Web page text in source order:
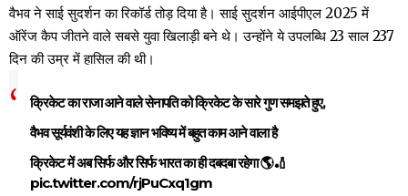
वैभव ने साई सुदर्शन का रिकॉर्ड तोड़ दिया है। साई सुदर्शन आईपीएल 2025 में
ऑरेंज कैप जीतने वाले सबसे युवा खिलाड़ी बने थे। उन्होंने ये उपलब्धि 23 साल 237
दिन की उम्र में हासिल की थी।
क्रिकेट का राजा आने वाले सेनापति को क्रिकेट के सारे गुण समझते हुए,
वैभव सूर्यवंशी के लिए यह ज्ञान भविष्य में बहुत काम आने वाला है
क्रिकेट में अब सिर्फ और सिर्फ भारत का ही दबदबा रहेगा 🌎🏏
pic.twitter.com/rjPuCxq1gm